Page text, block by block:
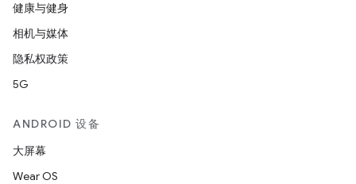
健康与健身
相机与媒体
隐私权政策
5G
ANDROID 设备
大屏幕
Wear OS